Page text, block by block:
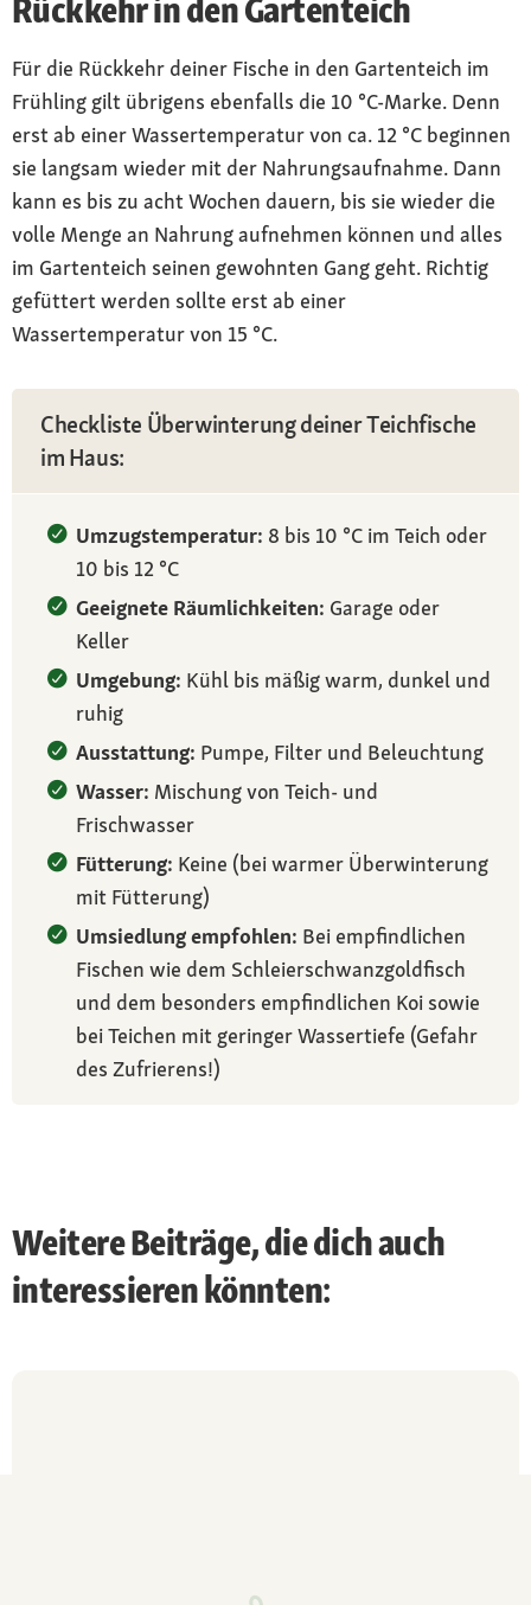
Für die Rückkehr deiner Fische in den Gartenteich im
Frühling gilt übrigens ebenfalls die 10 °C-Marke. Denn
erst ab einer Wassertemperatur von ca. 12 °C beginnen
sie langsam wieder mit der Nahrungsaufnahme. Dann
kann es bis zu acht Wochen dauern, bis sie wieder die
volle Menge an Nahrung aufnehmen können und alles
im Gartenteich seinen gewohnten Gang geht. Richtig
gefüttert werden sollte erst ab einer
Wassertemperatur von 15 °C.
Checkliste Überwinterung deiner Teichfische
im Haus:
Umzugstemperatur: 8 bis 10 °C im Teich oder
10 bis 12 °C
Geeignete Räumlichkeiten: Garage oder
Keller
Umgebung: Kühl bis mäßig warm, dunkel und
ruhig
Ausstattung: Pumpe, Filter und Beleuchtung
Wasser: Mischung von Teich- und
Frischwasser
Fütterung: Keine (bei warmer Überwinterung
mit Fütterung)
Umsiedlung empfohlen: Bei empfindlichen
Fischen wie dem Schleierschwanzgoldfisch
und dem besonders empfindlichen Koi sowie
bei Teichen mit geringer Wassertiefe (Gefahr
des Zufrierens!)
Weitere Beiträge, die dich auch
interessieren könnten: